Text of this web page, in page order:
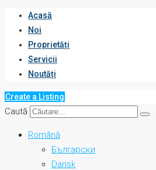
Acasă
Noi
Proprietăți
Servicii
Noutăți
Create a Listing
Caută
Română
Български
Dansk